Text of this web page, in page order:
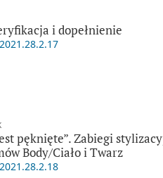
i dopełnienie
pęknięte”. Zabiegi
Body/Ciało i Twarz